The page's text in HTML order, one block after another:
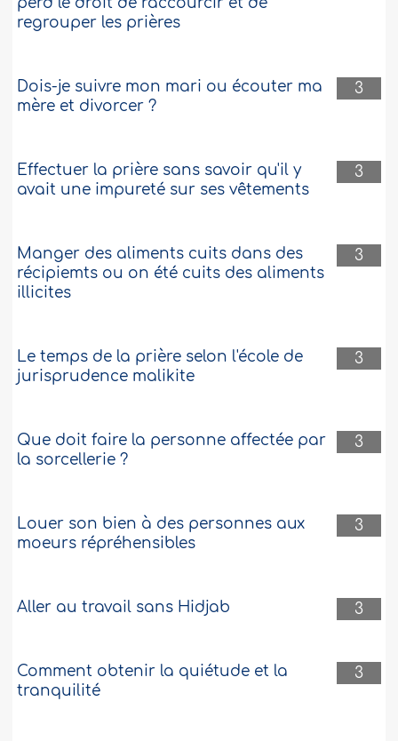
regrouper les prières
3
Dois-je suivre mon mari ou écouter ma
mère et divorcer ?
3
Effectuer la prière sans savoir qu'il y
avait une impureté sur ses vêtements
3
Manger des aliments cuits dans des
récipiemts ou on été cuits des aliments
illicites
3
Le temps de la prière selon l'école de
jurisprudence malikite
3
Que doit faire la personne affectée par
la sorcellerie ?
3
Louer son bien à des personnes aux
moeurs répréhensibles
3
Aller au travail sans Hidjab
3
Comment obtenir la quiétude et la
tranquilité